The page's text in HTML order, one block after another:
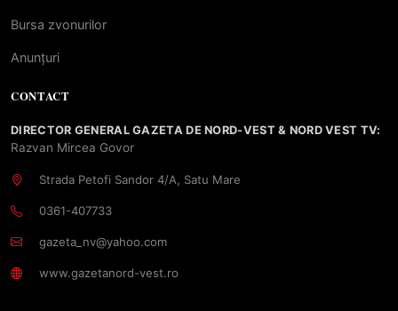
Bursa zvonurilor
Anunțuri
CONTACT
DIRECTOR GENERAL GAZETA DE NORD-VEST & NORD VEST TV:
Razvan Mircea Govor
Strada Petofi Sandor 4/A, Satu Mare
0361-407733
gazeta_nv@yahoo.com
www.gazetanord-vest.ro